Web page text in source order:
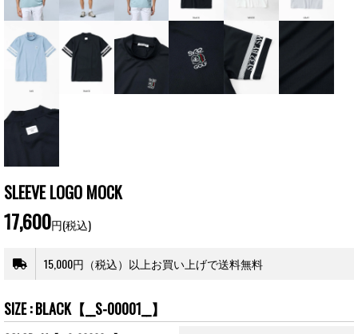
SLEEVE LOGO MOCK
17,600円(税込)
15,000円（税込）以上お買い上げで送料無料
SIZE : BLACK【__S-00001__】